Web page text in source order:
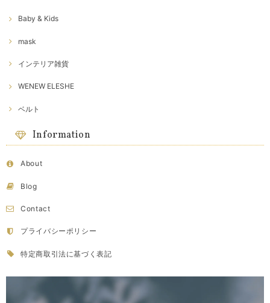
Baby & Kids
mask
インテリア雑貨
WENEW ELESHE
ベルト
Information
About
Blog
Contact
プライバシーポリシー
特定商取引法に基づく表記